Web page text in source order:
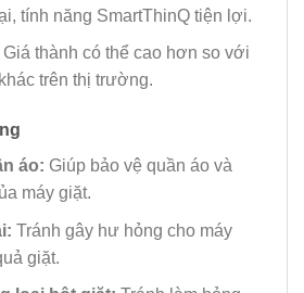
tính năng SmartThinQ tiện lợi.
Giá thành có thể cao hơn so với
trên thị trường.
áo: Giúp bảo vệ quần áo và
máy giặt.
Tránh gây hư hỏng cho máy
giặt.